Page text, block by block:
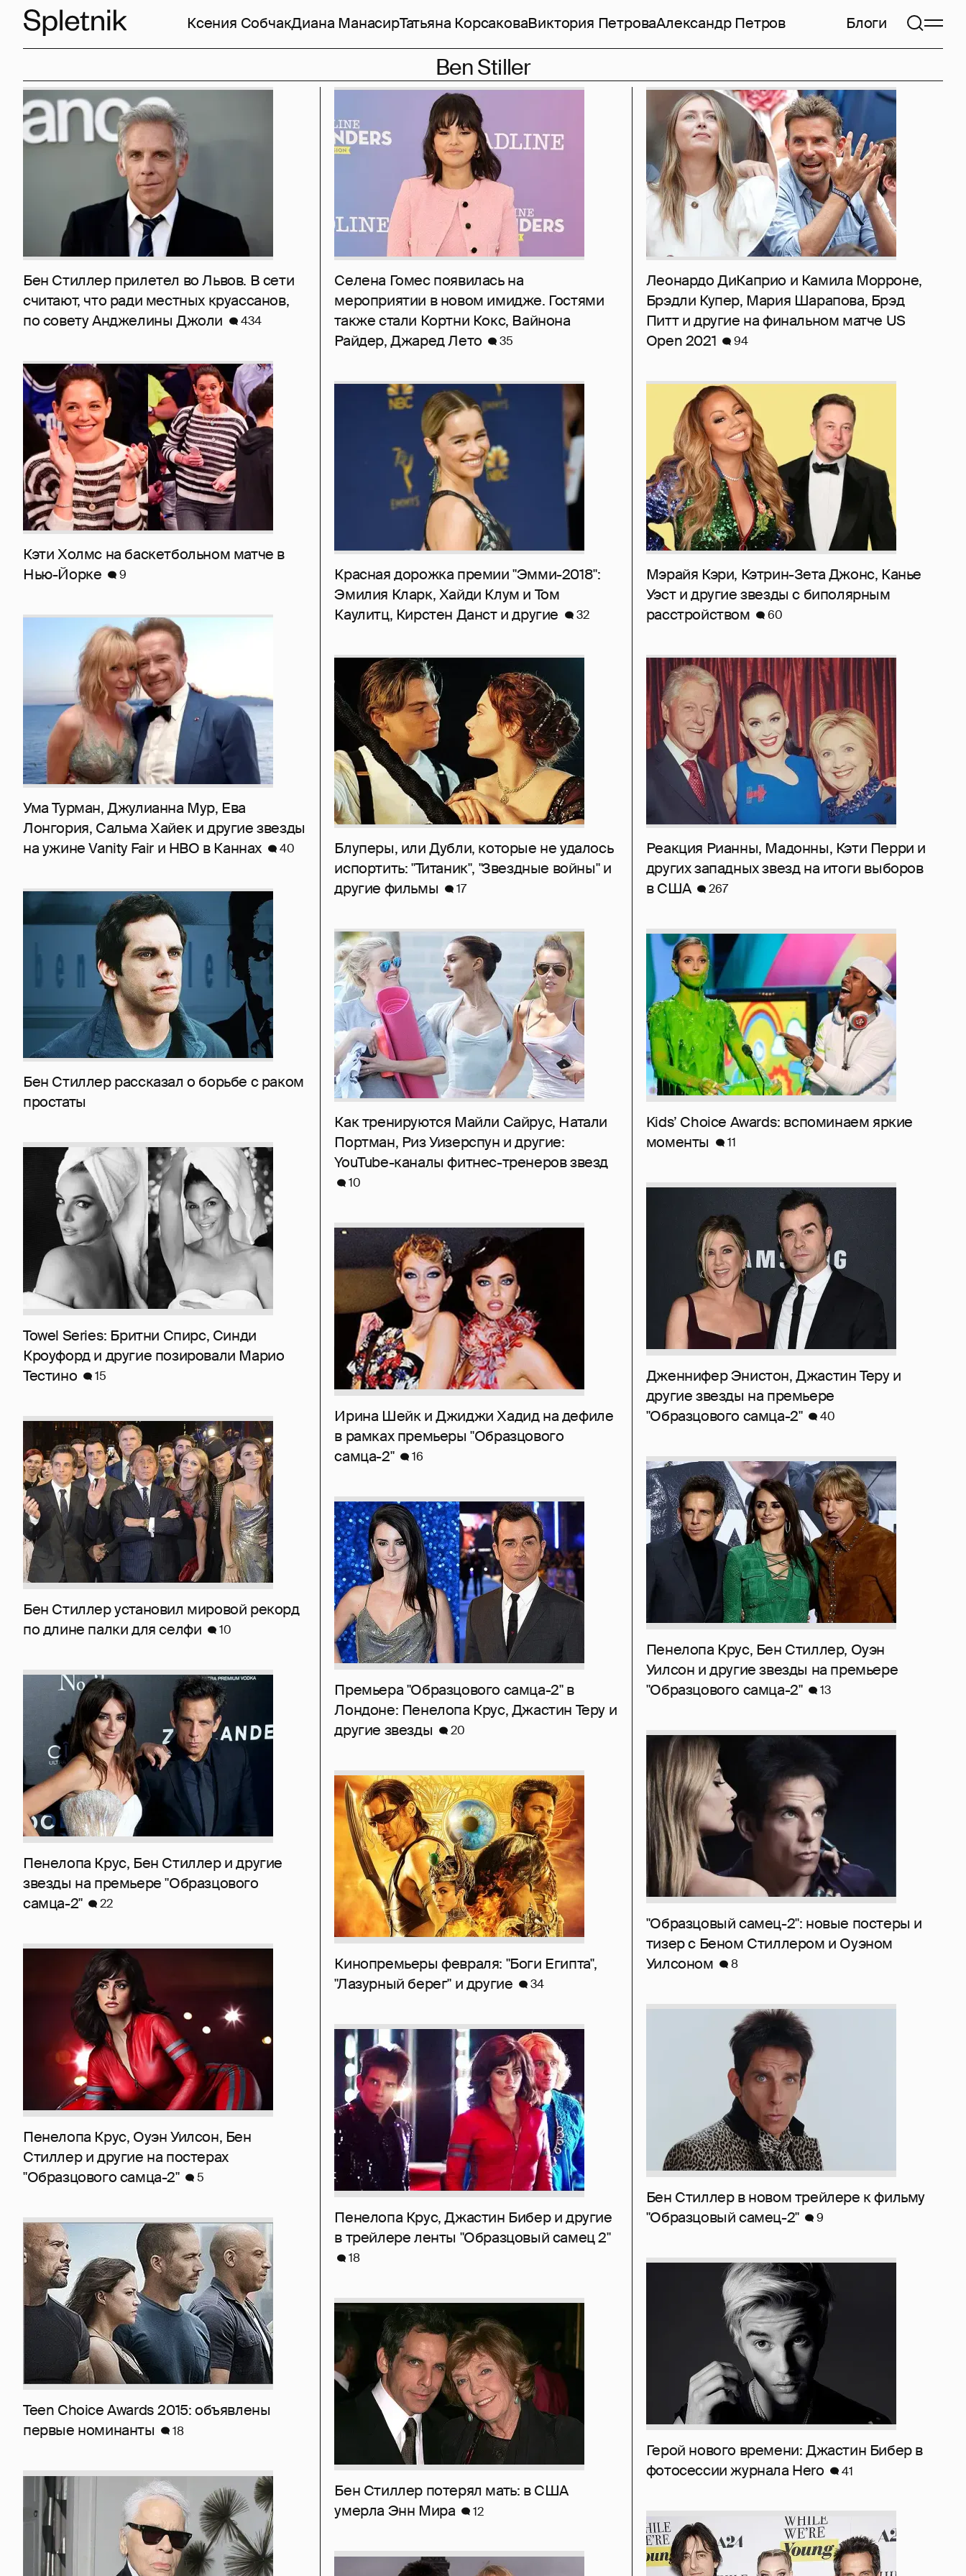
Ксения СобчакДиана МанасирТатьяна КорсаковаВиктория ПетроваАлександр Петров Блоги
Ben Stiller
Бен Стиллер прилетел во Львов. В сети
считают, что ради местных круассанов,
по совету Анджелины Джоли
434
Селена Гомес появилась на
мероприятии в новом имидже. Гостями
также стали Кортни Кокс, Вайнона
Райдер, Джаред Лето
35
Леонардо ДиКаприо и Камила Морроне,
Брэдли Купер, Мария Шарапова, Брэд
Питт и другие на финальном матче US
Open 2021
94
Кэти Холмс на баскетбольном матче в
Нью-Йорке
9
Красная дорожка премии "Эмми-2018":
Эмилия Кларк, Хайди Клум и Том
Каулитц, Кирстен Данст и другие
32
Мэрайя Кэри, Кэтрин-Зета Джонс, Канье
Уэст и другие звезды с биполярным
расстройством
60
Ума Турман, Джулианна Мур, Ева
Лонгория, Сальма Хайек и другие звезды
на ужине Vanity Fair и HBO в Каннах
40
Блуперы, или Дубли, которые не удалось
испортить: "Титаник", "Звездные войны" и
другие фильмы
17
Реакция Рианны, Мадонны, Кэти Перри и
других западных звезд на итоги выборов
в США
267
Бен Стиллер рассказал о борьбе с раком
простаты
Как тренируются Майли Сайрус, Натали
Портман, Риз Уизерспун и другие:
YouTube-каналы фитнес-тренеров звезд
10
Kids’ Choice Awards: вспоминаем яркие
моменты
11
Towel Series: Бритни Спирс, Синди
Кроуфорд и другие позировали Марио
Тестино
15
Ирина Шейк и Джиджи Хадид на дефиле
в рамках премьеры "Образцового
самца-2"
16
Дженнифер Энистон, Джастин Теру и
другие звезды на премьере
"Образцового самца-2"
40
Бен Стиллер установил мировой рекорд
по длине палки для селфи
10
Премьера "Образцового самца-2" в
Лондоне: Пенелопа Крус, Джастин Теру и
другие звезды
20
Пенелопа Крус, Бен Стиллер, Оуэн
Уилсон и другие звезды на премьере
"Образцового самца-2"
13
Пенелопа Крус, Бен Стиллер и другие
звезды на премьере "Образцового
самца-2"
22
Кинопремьеры февраля: "Боги Египта",
"Лазурный берег" и другие
34
"Образцовый самец-2": новые постеры и
тизер с Беном Стиллером и Оуэном
Уилсоном
8
Пенелопа Крус, Оуэн Уилсон, Бен
Стиллер и другие на постерах
"Образцового самца-2"
5
Пенелопа Крус, Джастин Бибер и другие
в трейлере ленты "Образцовый самец 2"
18
Бен Стиллер в новом трейлере к фильму
"Образцовый самец-2"
9
Teen Choice Awards 2015: объявлены
первые номинанты
18
Бен Стиллер потерял мать: в США
умерла Энн Мира
12
Герой нового времени: Джастин Бибер в
фотосессии журнала Hero
41